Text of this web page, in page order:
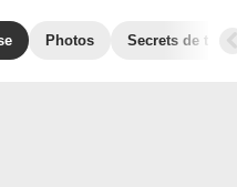
Photos Secrets de